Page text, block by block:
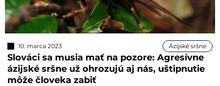
10. marca 2023 Ázijské sršne
Slováci sa musia mať na pozore: Agresívne
ázijské sršne už ohrozujú aj nás, uštipnutie
môže človeka zabiť